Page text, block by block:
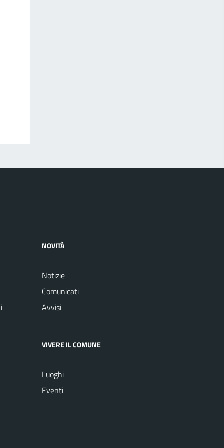
NOVITÀ
Notizie
Comunicati
Avvisi
VIVERE IL COMUNE
Luoghi
Eventi